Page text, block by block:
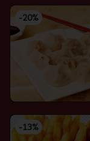
-20%
-13%